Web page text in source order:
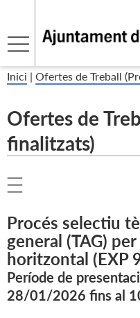
Inici | Ofertes de Treball
Ofertes de
finalitzats)
Procés selectiu
general (TAG)
horitzontal (EXP
Període de
28/01/2026 fins al